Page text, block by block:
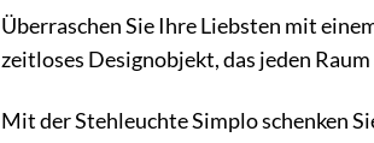
Überraschen Sie Ihre Liebsten mit
zeitloses Designobjekt, das jeden
Mit der Stehleuchte Simplo schenken